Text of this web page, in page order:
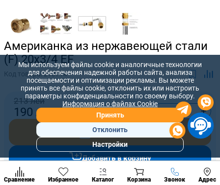
Американка из нержавеющей стали
(F) 20x3/4 EF
Код товара:213714
213 лей
190 лей - +
Купить сейчас
Добавить в корзину
Сравнение Избранное Каталог Корзина Звонок Адрес
Позвонить
разделы
Мы используем файлы cookie и аналогичные технологии
для обеспечения надежной работы сайта, анализа
посещаемости и оптимизации рекламы. Вы можете
принять все файлы cookie, отклонить их или настроить
параметры конфиденциальности по своему выбору.
Информация о файлах Cookie
Принять
Отклонить
Настройки